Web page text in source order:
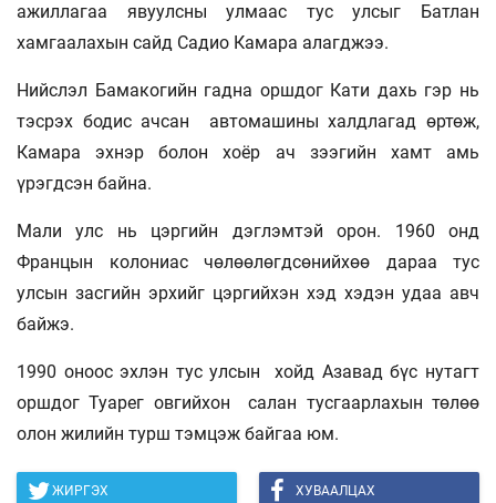
ажиллагаа явуулсны улмаас тус улсыг Батлан
хамгаалахын сайд Садио Камара алагджээ.
Нийслэл Бамакогийн гадна оршдог Кати дахь гэр нь
тэсрэх бодис ачсан
автомашины халдлагад өртөж,
Камара эхнэр болон хоёр ач зээгийн хамт амь
үрэгдсэн байна.
Мали улс нь цэргийн дэглэмтэй орон. 1960 онд
Францын колониас чөлөөлөгдсөнийхөө дараа тус
улсын засгийн эрхийг цэргийхэн хэд хэдэн удаа авч
байжэ.
1990 оноос эхлэн тус улсынхойд Азавад бүс нутагт
оршдог Туарег овгийхон салан тусгаарлахын төлөө
олон жилийн турш тэмцэж байгаа юм.
ЖИРГЭХ ХУВААЛЦАХ